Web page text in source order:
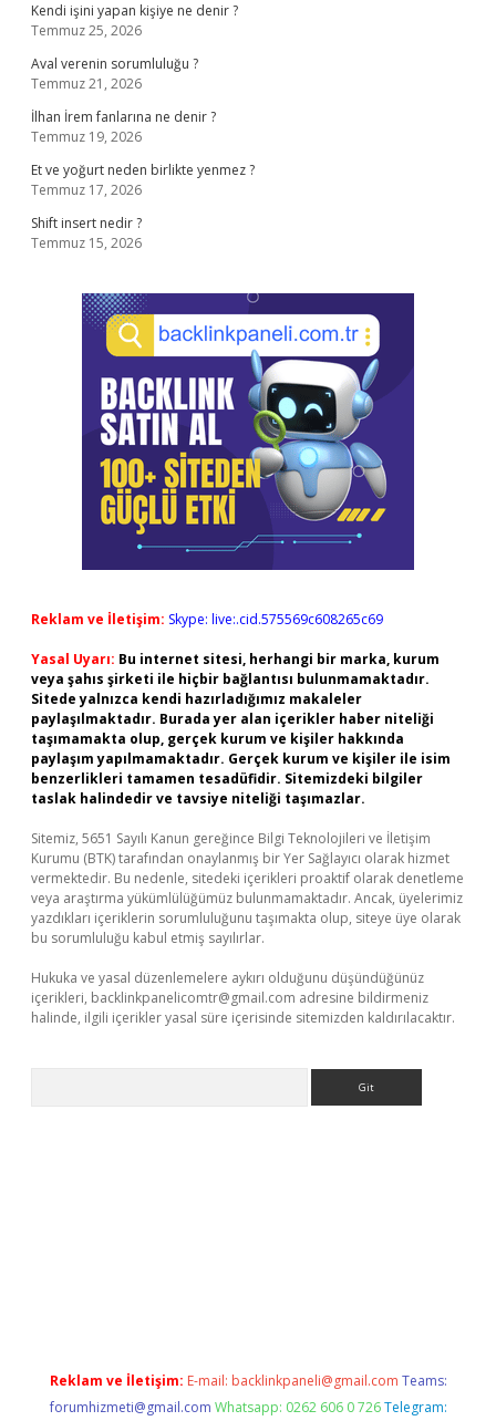
Kendi işini yapan kişiye ne denir ?
Temmuz 25, 2026
Aval verenin sorumluluğu ?
Temmuz 21, 2026
İlhan İrem fanlarına ne denir ?
Temmuz 19, 2026
Et ve yoğurt neden birlikte yenmez ?
Temmuz 17, 2026
Shift insert nedir ?
Temmuz 15, 2026
Reklam ve İletişim: Skype: live:.cid.575569c608265c69
Yasal Uyarı: Bu internet sitesi, herhangi bir marka, kurum
veya şahıs şirketi ile hiçbir bağlantısı bulunmamaktadır.
Sitede yalnızca kendi hazırladığımız makaleler
paylaşılmaktadır. Burada yer alan içerikler haber niteliği
taşımamakta olup, gerçek kurum ve kişiler hakkında
paylaşım yapılmamaktadır. Gerçek kurum ve kişiler ile isim
benzerlikleri tamamen tesadüfidir. Sitemizdeki bilgiler
taslak halindedir ve tavsiye niteliği taşımazlar.
Sitemiz, 5651 Sayılı Kanun gereğince Bilgi Teknolojileri ve İletişim
Kurumu (BTK) tarafından onaylanmış bir Yer Sağlayıcı olarak hizmet
vermektedir. Bu nedenle, sitedeki içerikleri proaktif olarak denetleme
veya araştırma yükümlülüğümüz bulunmamaktadır. Ancak, üyelerimiz
yazdıkları içeriklerin sorumluluğunu taşımakta olup, siteye üye olarak
bu sorumluluğu kabul etmiş sayılırlar.
Hukuka ve yasal düzenlemelere aykırı olduğunu düşündüğünüz
içerikleri, backlinkpanelicomtr@gmail.com adresine bildirmeniz
halinde, ilgili içerikler yasal süre içerisinde sitemizden kaldırılacaktır.
Reklam ve İletişim: E-mail: backlinkpaneli@gmail.com Teams:
forumhizmeti@gmail.com Whatsapp: 0262 606 0 726 Telegram: